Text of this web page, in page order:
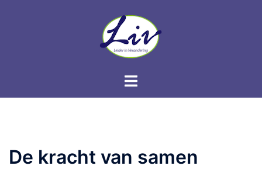
De kracht van samen